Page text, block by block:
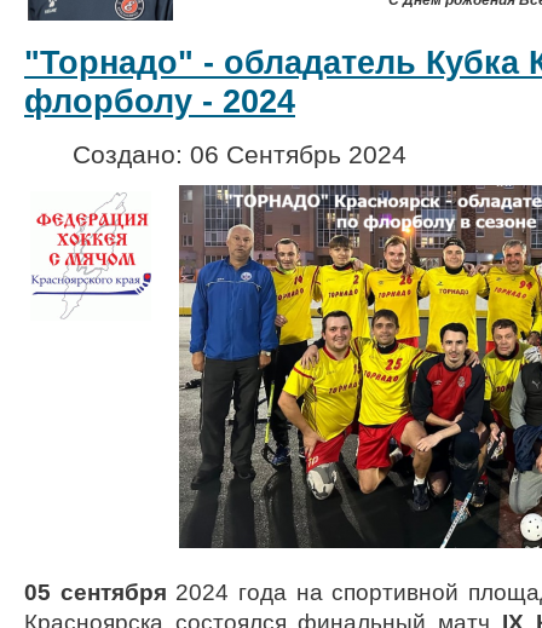
"Торнадо" - обладатель Кубка
флорболу - 2024
Создано: 06 Сентябрь 2024
05 сентября 2024 года на спортивной